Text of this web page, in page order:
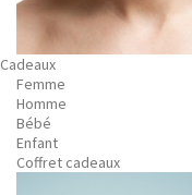
Cadeaux
Femme
Homme
Bébé
Enfant
Coffret cadeaux